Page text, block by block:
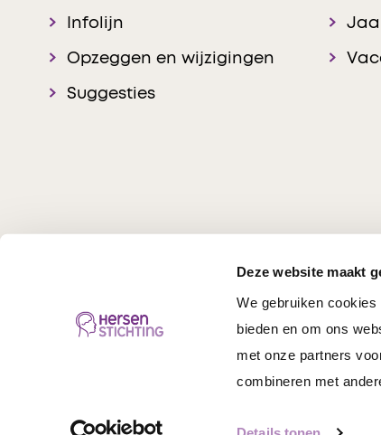
Deze website maakt
We gebruiken
bieden en om ons
met onze partners
combineren met
Infolijn
Opzeggen en wijzigingen
Suggesties
Hersenstichting ©